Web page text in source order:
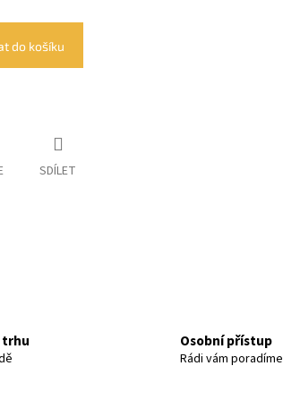
do košíku
SDÍLET
trhu Osobní přístup
Rádi vám poradíme